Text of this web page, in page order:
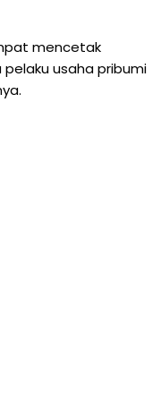
mencetak
usaha pribumi